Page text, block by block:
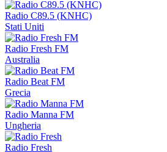
Radio C89.5 (KNHC)
Stati Uniti
Radio Fresh FM
Australia
Radio Beat FM
Grecia
Radio Manna FM
Ungheria
Radio Fresh